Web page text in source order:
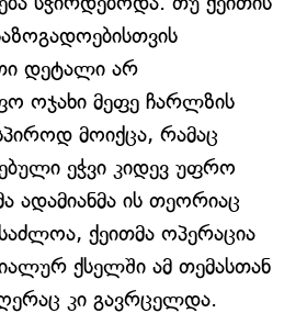
დეტალი არ
ოჯახი მეფე ჩარლზის
მოიქცა, რამაც
ეჭვი კიდევ უფრო
ადამიანმა ის თეორიაც
ქეითმა ოპერაცია
ქსელში ამ თემასთან
კი გავრცელდა.